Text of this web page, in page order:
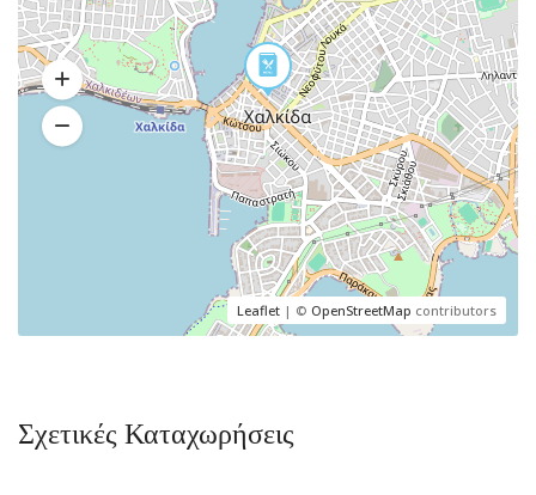
Leaflet | © OpenStreetMap contributors
Σχετικές Καταχωρήσεις